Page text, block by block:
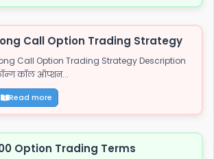
Call Option Trading Strategy
Call Option Trading Strategy Description
कॉल ऑप्शन...
Read more
Option Trading Terms